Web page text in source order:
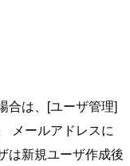
合は、[ユーザ管理]
メールアドレスに
は新規ユーザ作成後